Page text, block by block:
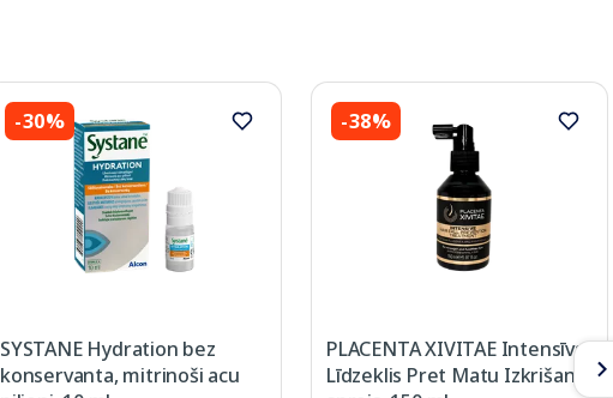
-30%
SYSTANE Hydration bez
konservanta, mitrinoši acu
-38%
PLACENTA XIVITAE Intensīvs
Līdzeklis Pret Matu Izkrišanu